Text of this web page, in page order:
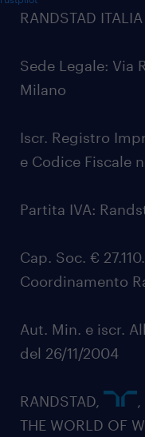
RANDSTAD
Sede Legale: Via
Milano
Iscr. Registro
e Codice Fiscale
Partita IVA:
Cap. Soc. €
Coordinamento
Aut. Min. e iscr.
del 26/11/2004
RANDSTAD,
THE WORLD OF